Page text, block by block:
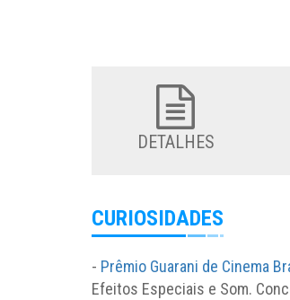
DETALHES
CURIOSIDADES
- Prêmio Guarani de Cinema
Efeitos Especiais e Som.